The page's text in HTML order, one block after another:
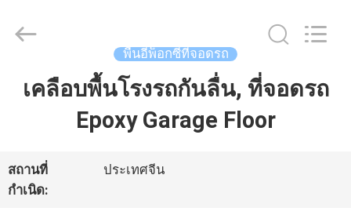
บ้าน
Materials
Reserved.
พื้นอีพ็อกซี่ที่จอดรถ
เคลือบพื้นโรงรถกันลื่น, ที่จอดรถ
Epoxy Garage Floor
สถานที่
กำเนิด:
ประเทศจีน